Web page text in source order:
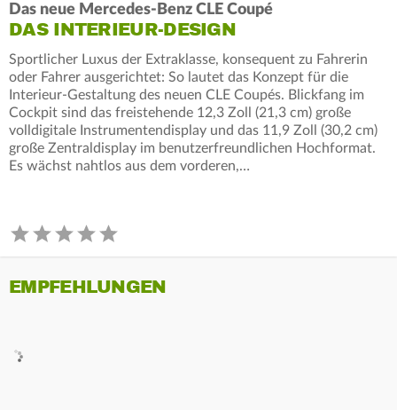
Das neue Mercedes-Benz CLE Coupé
DAS INTERIEUR-DESIGN
Sportlicher Luxus der Extraklasse, konsequent zu Fahrerin
oder Fahrer ausgerichtet: So lautet das Konzept für die
Interieur-Gestaltung des neuen CLE Coupés. Blickfang im
Cockpit sind das freistehende 12,3 Zoll (21,3 cm) große
volldigitale Instrumentendisplay und das 11,9 Zoll (30,2 cm)
große Zentraldisplay im benutzerfreundlichen Hochformat.
Es wächst nahtlos aus dem vorderen,…
EMPFEHLUNGEN